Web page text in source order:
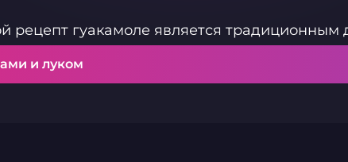
рецепт гуакамоле является традиционным
и луком